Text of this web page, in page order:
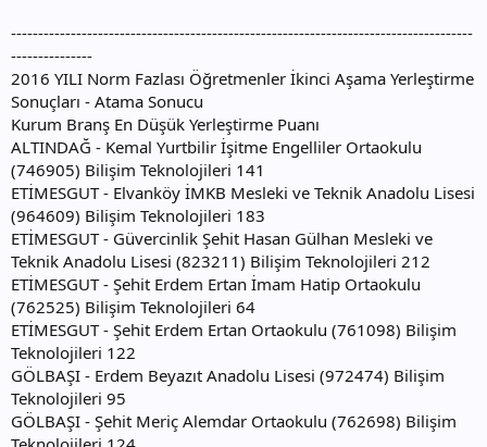
-------------------------------------------------------------------------------------
---------------
2016 YILI Norm Fazlası Öğretmenler İkinci Aşama Yerleştirme
Sonuçları - Atama Sonucu
Kurum Branş En Düşük Yerleştirme Puanı
ALTINDAĞ - Kemal Yurtbilir İşitme Engelliler Ortaokulu
(746905) Bilişim Teknolojileri 141
ETİMESGUT - Elvanköy İMKB Mesleki ve Teknik Anadolu Lisesi
(964609) Bilişim Teknolojileri 183
ETİMESGUT - Güvercinlik Şehit Hasan Gülhan Mesleki ve
Teknik Anadolu Lisesi (823211) Bilişim Teknolojileri 212
ETİMESGUT - Şehit Erdem Ertan İmam Hatip Ortaokulu
(762525) Bilişim Teknolojileri 64
ETİMESGUT - Şehit Erdem Ertan Ortaokulu (761098) Bilişim
Teknolojileri 122
GÖLBAŞI - Erdem Beyazıt Anadolu Lisesi (972474) Bilişim
Teknolojileri 95
GÖLBAŞI - Şehit Meriç Alemdar Ortaokulu (762698) Bilişim